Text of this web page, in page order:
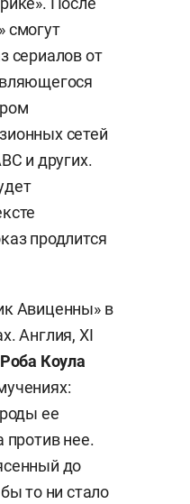
смогут
сериалов от
сетей
и других.
продлится
Авиценны» в
Англия, XI
Роба Коула
ее
против нее.
до
то ни стало